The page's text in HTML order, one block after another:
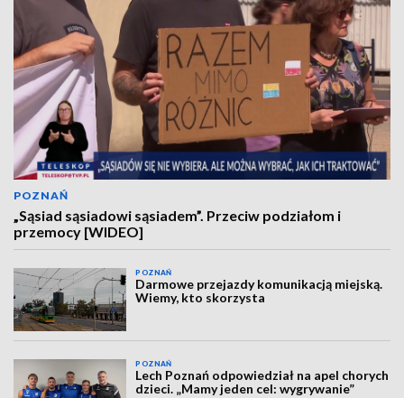
POZNAŃ
„Sąsiad sąsiadowi sąsiadem”. Przeciw podziałom i
przemocy [WIDEO]
POZNAŃ
Darmowe przejazdy komunikacją miejską.
Wiemy, kto skorzysta
POZNAŃ
Lech Poznań odpowiedział na apel chorych
dzieci. „Mamy jeden cel: wygrywanie”